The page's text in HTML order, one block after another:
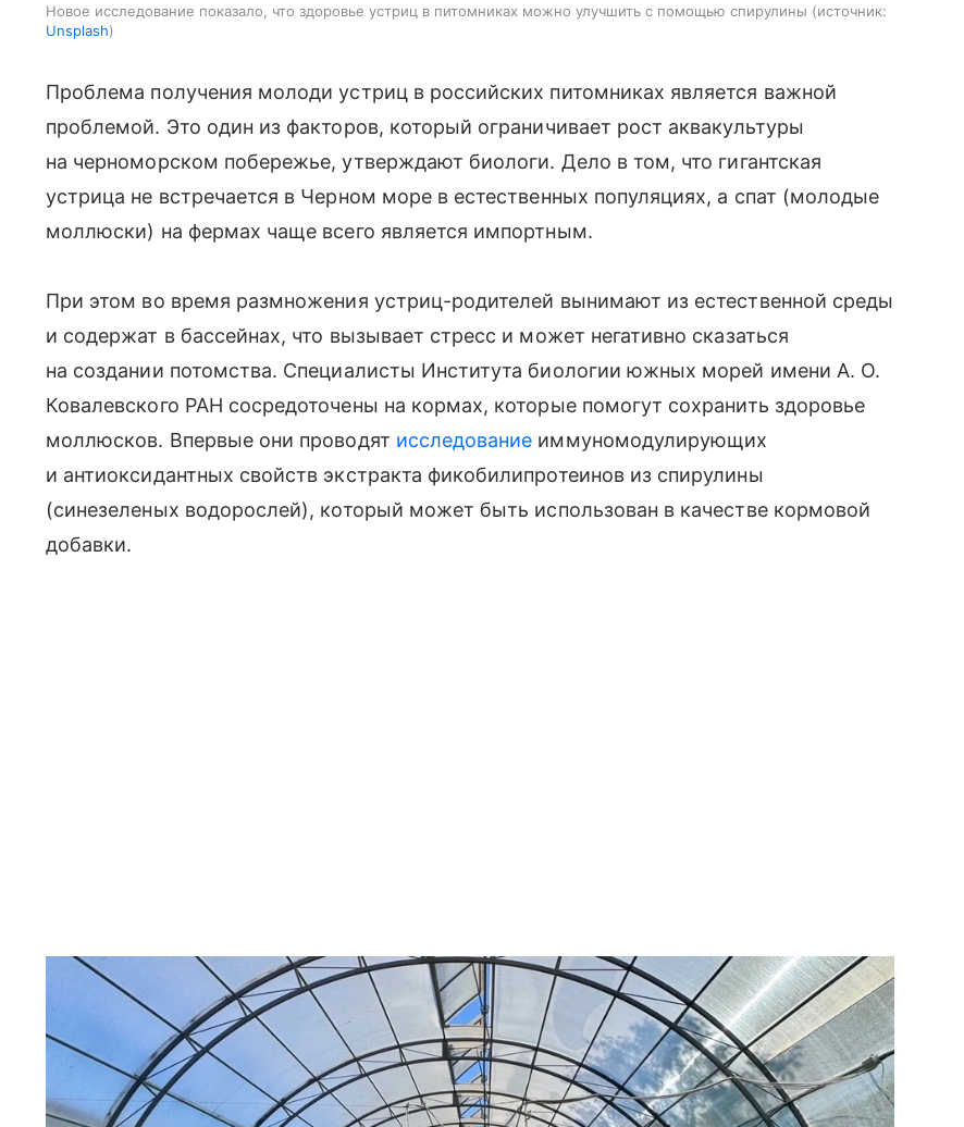
Новое исследование показало, что здоровье устриц в питомниках можно улучшить с помощью спирулины
источник:
Unsplash
Проблема получения молоди устриц в российских питомниках является важной
проблемой. Это один из факторов, который ограничивает рост аквакультуры
на черноморском побережье, утверждают биологи. Дело в том, что гигантская
устрица не встречается в Черном море в естественных популяциях, а спат (молодые
моллюски) на фермах чаще всего является импортным.
При этом во время размножения устриц-родителей вынимают из естественной среды
и содержат в бассейнах, что вызывает стресс и может негативно сказаться
на создании потомства. Специалисты Института биологии южных морей имени А. О.
Ковалевского РАН сосредоточены на кормах, которые помогут сохранить здоровье
моллюсков. Впервые они проводят исследование иммуномодулирующих
и антиоксидантных свойств экстракта фикобилипротеинов из спирулины
(синезеленых водорослей), который может быть использован в качестве кормовой
добавки.